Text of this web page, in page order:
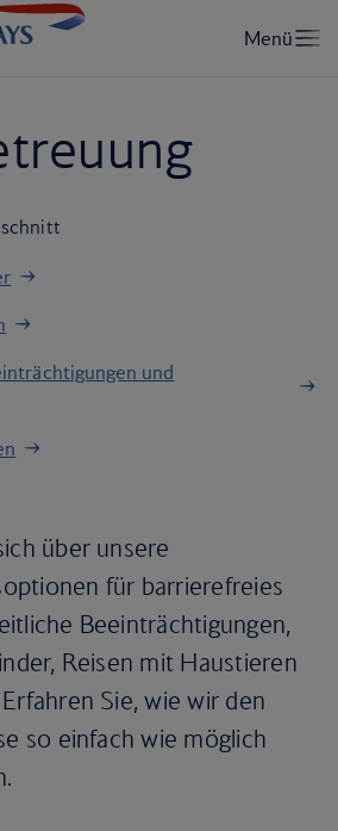
und
über unsere
für barrierefreies
Beeinträchtigungen,
Reisen mit Haustieren
Sie, wie wir den
so einfach wie möglich